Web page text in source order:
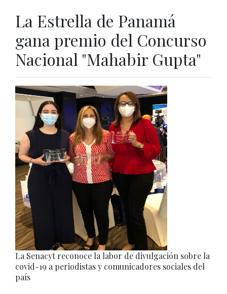
La Estrella de Panamá
gana premio del Concurso
Nacional "Mahabir Gupta"
La Senacyt reconoce la labor de divulgación sobre la
covid-19 a periodistas y comunicadores sociales del
país